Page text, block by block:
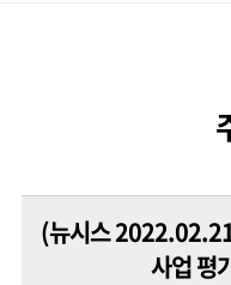
(뉴시스
사업 평